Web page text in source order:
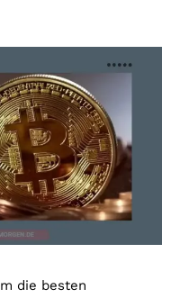
die besten